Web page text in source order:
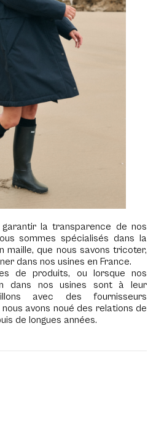
la transparence de nos
sommes spécialisés dans la
que nous savons tricoter,
dans nos usines en France.
de produits, ou lorsque nos
dans nos usines sont à leur
avec des fournisseurs
avons noué des relations de
de longues années.